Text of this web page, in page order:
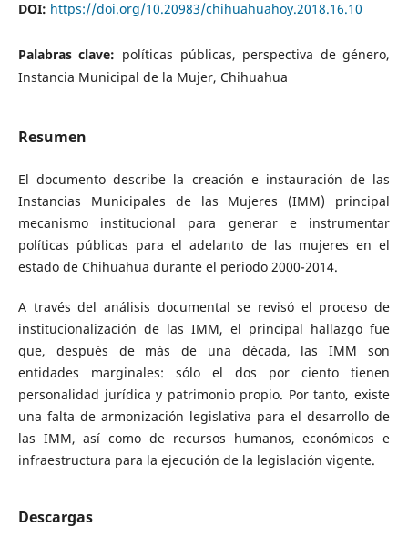
DOI: https://doi.org/10.20983/chihuahuahoy.2018.16.10
Palabras clave: políticas públicas, perspectiva de género,
Instancia Municipal de la Mujer, Chihuahua
Resumen
El documento describe la creación e instauración de las
Instancias Municipales de las Mujeres (IMM) principal
mecanismo institucional para generar e instrumentar
políticas públicas para el adelanto de las mujeres en el
estado de Chihuahua durante el periodo 2000-2014.
A través del análisis documental se revisó el proceso de
institucionalización de las IMM, el principal hallazgo fue
que, después de más de una década, las IMM son
entidades marginales: sólo el dos por ciento tienen
personalidad jurídica y patrimonio propio. Por tanto, existe
una falta de armonización legislativa para el desarrollo de
las IMM, así como de recursos humanos, económicos e
infraestructura para la ejecución de la legislación vigente.
Descargas